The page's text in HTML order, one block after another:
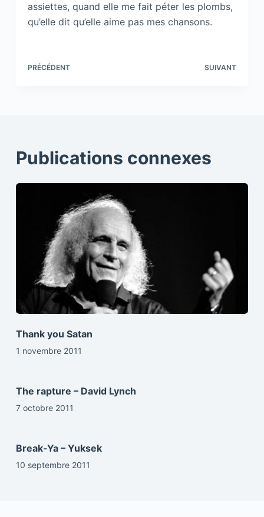
assiettes, quand elle me fait péter les plombs,
qu’elle dit qu’elle aime pas mes chansons.
PRÉCÉDENT SUIVANT
Publications connexes
Thank you Satan
1 novembre 2011
The rapture – David Lynch
7 octobre 2011
Break-Ya – Yuksek
10 septembre 2011